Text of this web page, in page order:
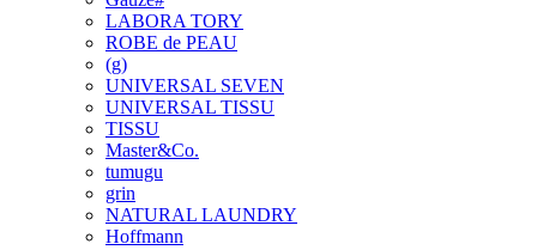
LABORA TORY
ROBE de PEAU
(g)
UNIVERSAL SEVEN
UNIVERSAL TISSU
TISSU
Master&Co.
tumugu
grin
NATURAL LAUNDRY
Hoffmann